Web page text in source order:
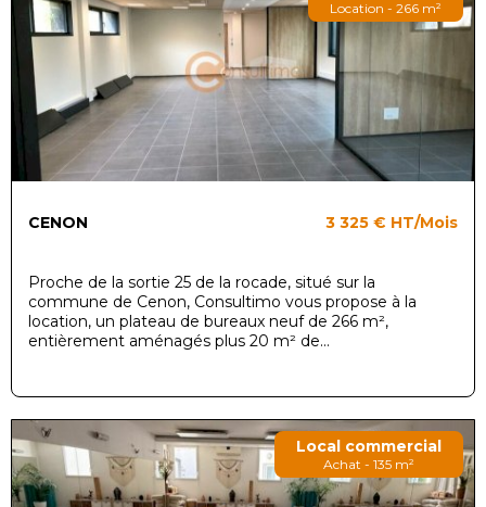
Location - 266 m²
CENON 3 325 € HT/Mois
Proche de la sortie 25 de la rocade, situé sur la
commune de Cenon, Consultimo vous propose à la
location, un plateau de bureaux neuf de 266 m²,
entièrement aménagés plus 20 m² de...
Local commercial
Achat - 135 m²